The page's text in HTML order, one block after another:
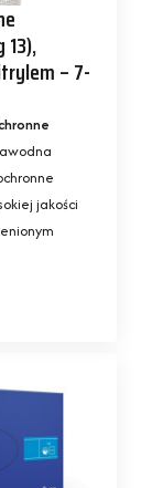
– 7-
jakości